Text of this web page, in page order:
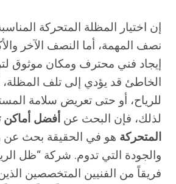
إن اختيار المظلة المتحركة
نصف المهمة، أما النصف الآخر
إيجاد فني محترف ومكان موثوق
الخاطئ قد يؤدي إلى تلف
للرياح، أو حتى تعريض سلامة
لذلك، فإن البحث عن أفضل
المتحركة هو في الحقيقة بحث عن
والجودة التي تدوم. شركة “ظل
فريقاً من الفنيين المتخصصين